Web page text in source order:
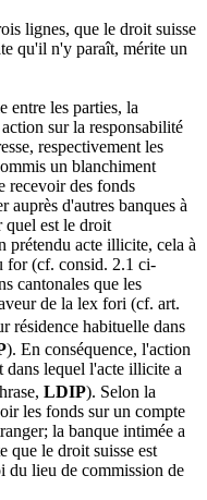
lignes, que le droit suisse
qu'il n'y paraît, mérite un
entre les parties, la
sur la responsabilité
respectivement les
un blanchiment
recevoir des fonds
auprès d'autres banques à
quel est le droit
prétendu acte illicite, cela à
for (cf. consid. 2.1 ci-
cantonales que les
de la lex fori (cf. art.
résidence habituelle dans
). En conséquence, l'action
dans lequel l'acte illicite a
LDIP). Selon la
les fonds sur un compte
la banque intimée a
que le droit suisse est
du lieu de commission de